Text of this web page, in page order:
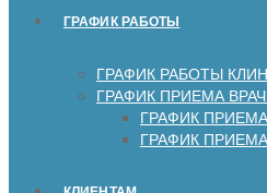
ГРАФИК РАБОТЫ
ГРАФИК РАБОТЫ
ГРАФИК ПРИЕМА
ГРАФИК
ГРАФИК